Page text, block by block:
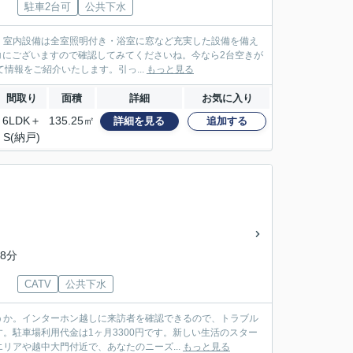
駐車2台可 公共下水
内設備は全室照明付き・浴室に窓など充実した設備を備え
ございますので確認してみてくださいね。今なら2台空きが
報をご紹介いたします。引っ... もっと見る
間取り 面積 詳細 お気に入り
6LDK＋
S(納戸)
135.25㎡ 詳細を見る 追加する
分
CATV 公共下水
。インターホン越しに来訪者を確認できるので、トラブル
駐車場利用代金は1ヶ月3300円です。新しい生活のスター
アや越中大門付近で、あなたのニーズ... もっと見る